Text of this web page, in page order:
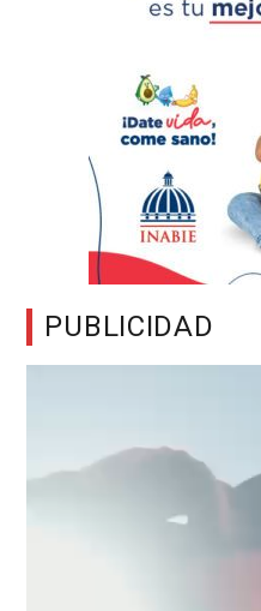
PUBLICIDAD